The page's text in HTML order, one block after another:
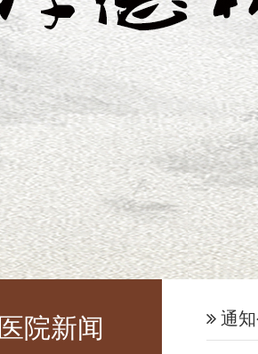
医院新闻 通